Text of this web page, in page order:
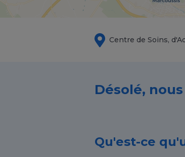
Centre de Soins,
Désolé,
Qu'est-ce